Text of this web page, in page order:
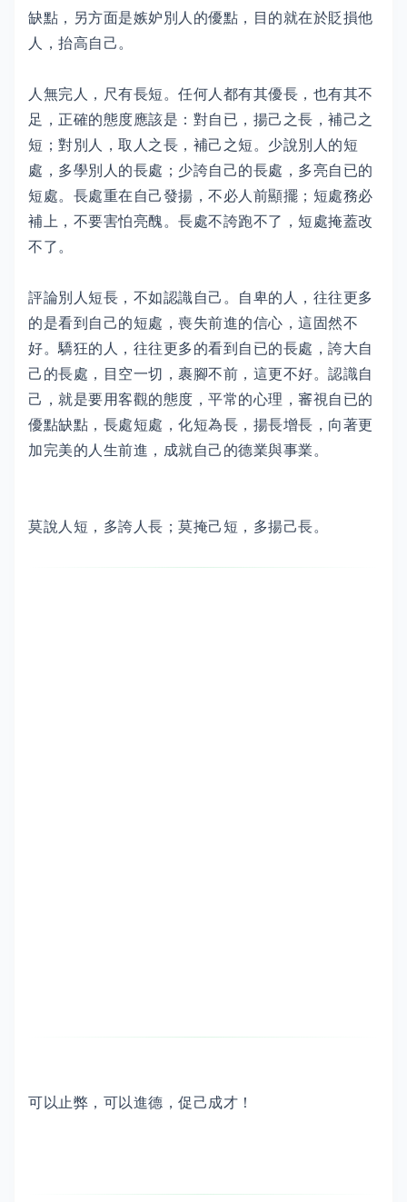
缺點，另方面是嫉妒別人的優點，目的就在於貶損他
人，抬高自己。
人無完人，尺有長短。任何人都有其優長，也有其不
足，正確的態度應該是：對自已，揚己之長，補己之
短；對別人，取人之長，補己之短。少說別人的短
處，多學別人的長處；少誇自己的長處，多亮自已的
短處。長處重在自己發揚，不必人前顯擺；短處務必
補上，不要害怕亮醜。長處不誇跑不了，短處掩蓋改
不了。
評論別人短長，不如認識自己。自卑的人，往往更多
的是看到自己的短處，喪失前進的信心，這固然不
好。驕狂的人，往往更多的看到自已的長處，誇大自
己的長處，目空一切，裹腳不前，這更不好。認識自
己，就是要用客觀的態度，平常的心理，審視自已的
優點缺點，長處短處，化短為長，揚長增長，向著更
加完美的人生前進，成就自己的德業與事業。
莫說人短，多誇人長；莫掩己短，多揚己長。
可以止弊，可以進德，促己成才！